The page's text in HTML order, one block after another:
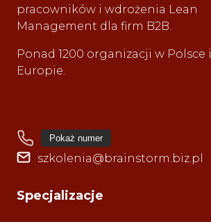
pracowników i wdrożenia Lean
Management dla firm B2B.
Ponad 1200 organizacji w Polsce i
Europie.
Pokaż numer
szkolenia@brainstorm.biz.pl
Specjalizacje